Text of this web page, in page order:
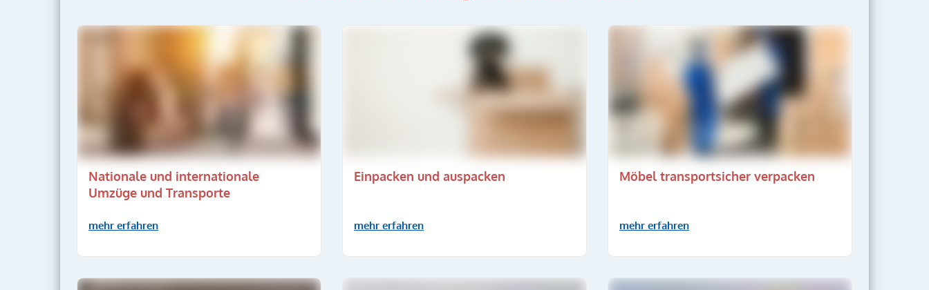
Nationale und internationale
Umzüge und Transporte
mehr erfahren
Einpacken und auspacken
mehr erfahren
Möbel transportsicher verpacken
mehr erfahren